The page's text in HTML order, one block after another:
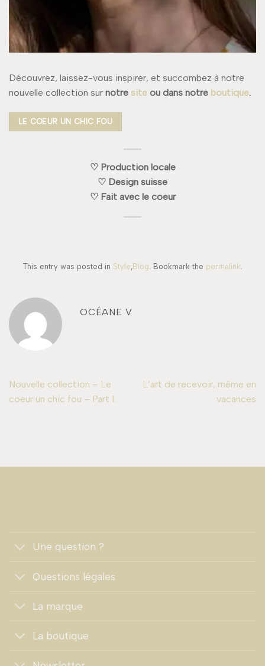
Découvrez, laissez-vous inspirer, et succombez à notre
nouvelle collection sur notre site ou dans notre boutique.
LE COEUR UN CHIC FOU
♡ Production locale
♡ Design suisse
♡ Fait avec le coeur
This entry was posted in Style,Blog . Bookmark the permalink
OCÉANE V
Nouvelle collection – Le
coeur un chic fou – Part 1.
L’art de recevoir, même en
vacances
Une question ?
Questions légales
La marque
La boutique